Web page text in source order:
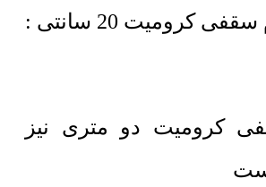
وزن فوم سقفی کرومیت 20 سانتی :
کرومیت دو متری نیز